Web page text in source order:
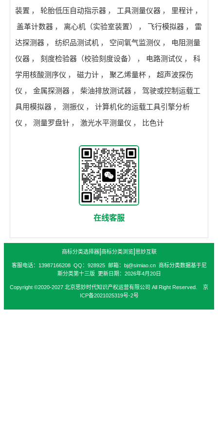
装置 ， 轮胎低压自动指示器 ， 工具测量仪器 ， 里程计 ，
盖革计数器 ， 离心机（实验室装置） ， 飞行模拟器 ，
雷
达探测器 ， 纺织品测试机 ， 空间氧气监测仪 ，
电阻测量
仪器 ， 刻度检验器（校验刻度设备） ， 电路测试仪 ，
科
学用核酸测序仪 ， 磁力计 ， 聚乙烯量杯 ，
超声波探伤
仪 ， 金属探测器 ， 柴油排放测试器 ，
驾驶或控制运载工
具用模拟器 ， 测振仪 ，
计算机化的运载工具引擎分析
仪 ， 测量罗盘针 ， 激光水平测量仪 ， 比色计
在线客服
商标分类选择器| 商标分类浏览| 思妙互联
客服电话：13987166208 QQ：928925 邮箱：bj@simiao.cn 商标分类数据基于尼
斯分类第十三版 更新日期：2026年4月20日
Copyright ©2020-2027 北京思妙时代知识产权运营有限公司 All Right Reserved. 京
ICP备2021025319号-2号